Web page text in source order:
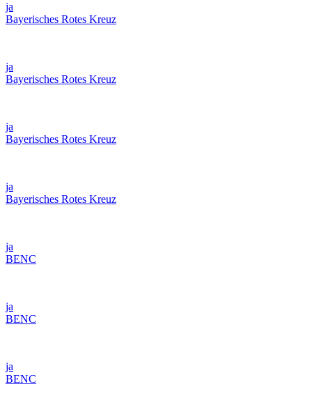
ja
Bayerisches Rotes Kreuz
ja
Bayerisches Rotes Kreuz
ja
Bayerisches Rotes Kreuz
ja
Bayerisches Rotes Kreuz
ja
BENC
ja
BENC
ja
BENC